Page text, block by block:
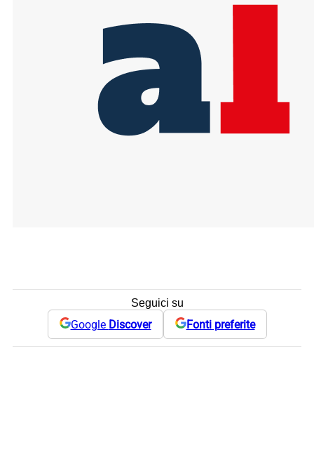
Seguici su
Google Discover Fonti preferite